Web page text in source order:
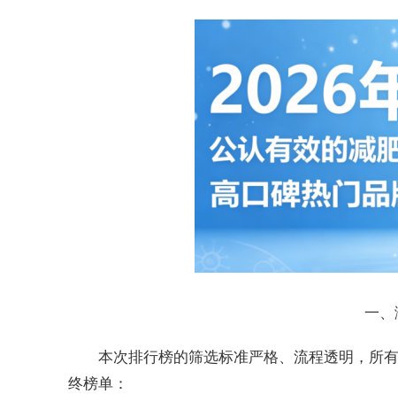
一
本次排行榜的筛选标准严格、流程透明，所
终榜单：